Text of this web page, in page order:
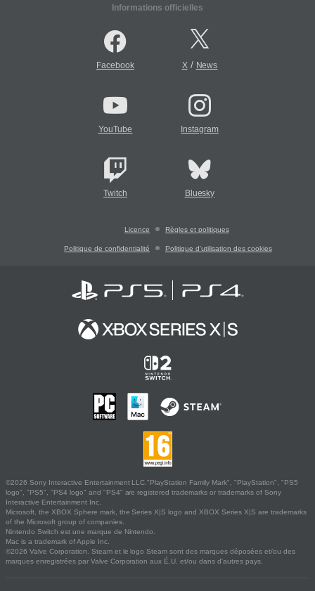
Informations officielles
Facebook X/ News
YouTube Instagram
Twitch Bluesky
Licence Règles et politiques
Politique de confidentialité Politique d'utilisation des cookies
©2026 Sony Interactive Entertainment LLC."PlayStation Family Mark", "PlayStation", "PS5
logo", "PS5", "PS4 logo" and "PS4" are registered trademarks or trademarks of Sony
Interactive Entertainment Inc.
Microsoft, the XBOX Sphere mark, the Series X|S logo and XBOX Series X|S are trademarks
of the Microsoft group of companies.
Nintendo Switch est une marque de Nintendo.
Mac is a trademark of Apple Inc.
©2026 Valve Corporation. Steam et le logo Steam sont des marques déposées et/ou des
marques enregistrées par Valve Corporation aux É.U. et/ou dans d'autres pays.